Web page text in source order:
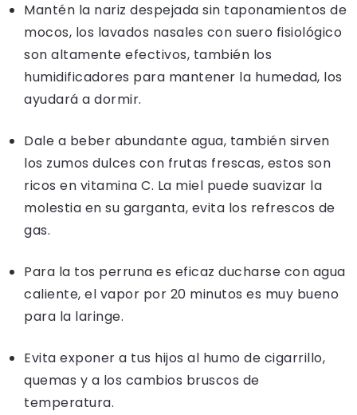
Mantén la nariz despejada sin taponamientos de
mocos, los lavados nasales con suero fisiológico
son altamente efectivos, también los
humidificadores para mantener la humedad, los
ayudará a dormir.
Dale a beber abundante agua, también sirven
los zumos dulces con frutas frescas, estos son
ricos en vitamina C. La miel puede suavizar la
molestia en su garganta, evita los refrescos de
gas.
Para la tos perruna es eficaz ducharse con agua
caliente, el vapor por 20 minutos es muy bueno
para la laringe.
Evita exponer a tus hijos al humo de cigarrillo,
quemas y a los cambios bruscos de
temperatura.